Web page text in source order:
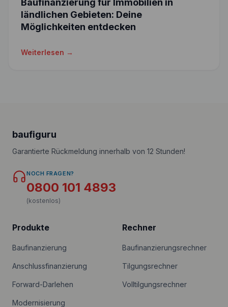
Baufinanzierung für Immobilien in
ländlichen Gebieten: Deine
Möglichkeiten entdecken
Weiterlesen →
baufiguru
Garantierte Rückmeldung innerhalb von 12 Stunden!
NOCH FRAGEN?
0800 101 4893
(kostenlos)
Produkte
Baufinanzierung
Anschlussfinanzierung
Forward-Darlehen
Modernisierung
Rechner
Baufinanzierungsrechner
Tilgungsrechner
Volltilgungsrechner